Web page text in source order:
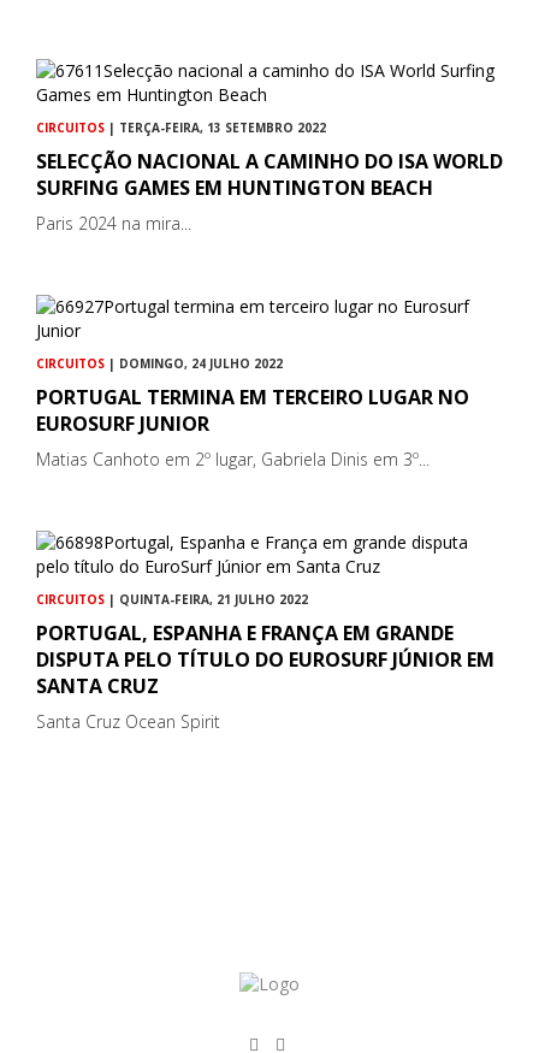
CIRCUITOS | TERÇA-FEIRA, 13 SETEMBRO 2022
SELECÇÃO NACIONAL A CAMINHO DO ISA WORLD
SURFING GAMES EM HUNTINGTON BEACH
Paris 2024 na mira...
CIRCUITOS | DOMINGO, 24 JULHO 2022
PORTUGAL TERMINA EM TERCEIRO LUGAR NO
EUROSURF JUNIOR
Matias Canhoto em 2º lugar, Gabriela Dinis em 3º...
CIRCUITOS | QUINTA-FEIRA, 21 JULHO 2022
PORTUGAL, ESPANHA E FRANÇA EM GRANDE
DISPUTA PELO TÍTULO DO EUROSURF JÚNIOR EM
SANTA CRUZ
Santa Cruz Ocean Spirit